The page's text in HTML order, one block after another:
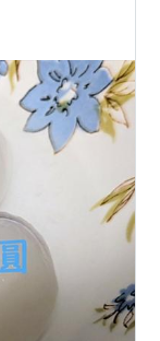
人と一緒に小